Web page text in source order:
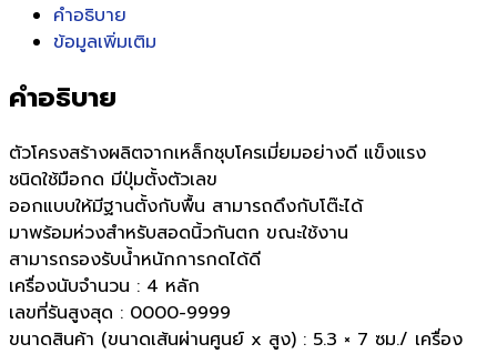
คำอธิบาย
ข้อมูลเพิ่มเติม
คำอธิบาย
ตัวโครงสร้างผลิตจากเหล็กชุบโครเมี่ยมอย่างดี แข็งแรง
ชนิดใช้มือกด มีปุ่มตั้งตัวเลข
ออกแบบให้มีฐานตั้งกับพื้น สามารถดึงกับโต๊ะได้
มาพร้อมห่วงสำหรับสอดนิ้วกันตก ขณะใช้งาน
สามารถรองรับน้ำหนักการกดได้ดี
เครื่องนับจำนวน : 4 หลัก
เลขที่รันสูงสุด : 0000-9999
ขนาดสินค้า (ขนาดเส้นผ่านศูนย์ x สูง) : 5.3 × 7 ซม./ เครื่อง